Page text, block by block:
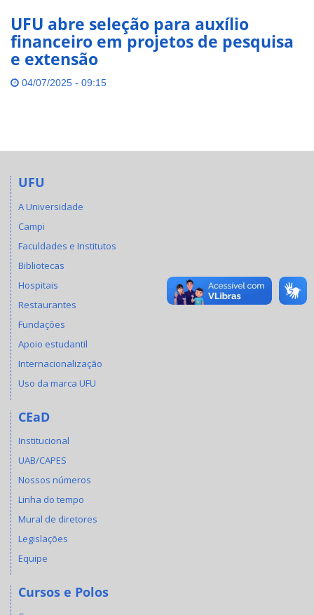
UFU abre seleção para auxílio
financeiro em projetos de pesquisa
e extensão
04/07/2025 - 09:15
UFU
A Universidade
Campi
Faculdades e Institutos
Bibliotecas
Hospitais
Restaurantes
Fundações
Apoio estudantil
Internacionalização
Uso da marca UFU
CEaD
Institucional
UAB/CAPES
Nossos números
Linha do tempo
Mural de diretores
Legislações
Equipe
Cursos e Polos